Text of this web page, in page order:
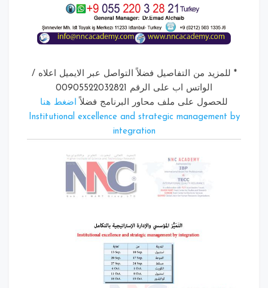
من التفاصيل فضلاً التواصل عبر الايميل اعلاه /
الواتس اب على الرقم 00905522032821
للحصول على ملف محاور البرنامج فضلاً اضغط هنا
Institutional excellence and strategic management
integration